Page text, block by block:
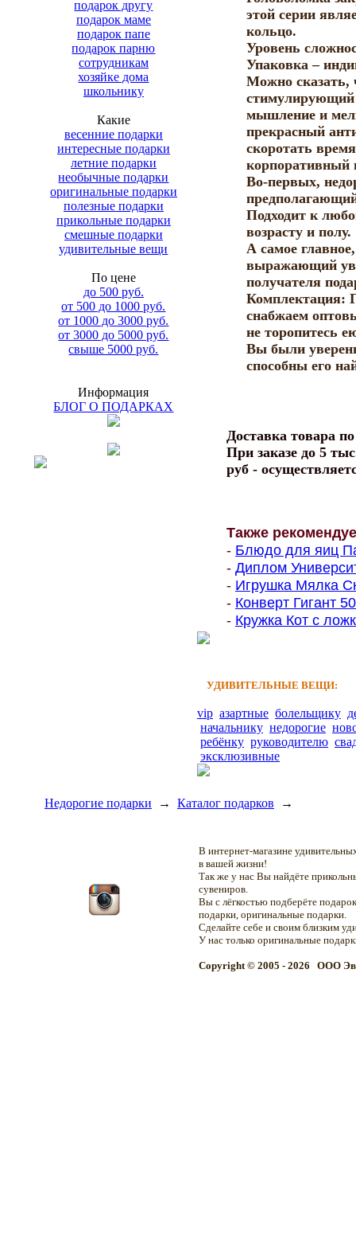
подарок другу
подарок маме
подарок папе
подарок парню
сотрудникам
хозяйке дома
школьнику
Какие
весенние подарки
интересные подарки
летние подарки
необычные подарки
оригинальные подарки
полезные подарки
прикольные подарки
смешные подарки
удивительные вещи
По цене
до 500 руб.
от 500 до 1000 руб.
от 1000 до 3000 руб.
от 3000 до 5000 руб.
свыше 5000 руб.
Информация
БЛОГ О ПОДАРКАХ
этой серии
кольцо.
Уровень
Упаковка –
Можно сказать,
стимулирующий
мышление и
прекрасный
скоротать
корпоративный
Во-первых,
Подходит к
возрасту и полу.
А самое
выражающий
получателя
Комплектация:
снабжаем
не торопитесь
Вы были
способны его
Доставка товара
При заказе до 5
руб -
Также
- Блюдо для яиц
- Диплом
- Игрушка Мялка
- Конверт Гигант
- Кружка Кот с
УДИВИТЕЛЬНЫЕ ВЕЩИ:
vip азартные болельщику
начальнику недорогие
ребёнку руководителю
эксклюзивные
Недорогие подарки → Каталог подарков →
В интернет-магазине
в вашей жизни!
Так же у нас Вы найдёте
сувениров.
Вы с лёгкостью подберёте
подарки, оригинальные подарки.
Сделайте себе и своим близким
У нас только оригинальные
Copyright © 2005 - 2026 OOO